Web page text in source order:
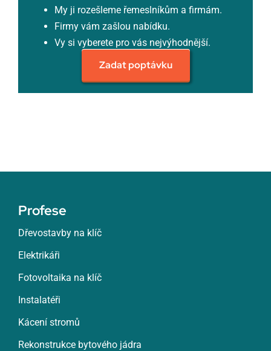
My ji rozešleme řemeslníkům a firmám.
Firmy vám zašlou nabídku.
Vy si vyberete pro vás nejvýhodnější.
Zadat poptávku
Profese
Dřevostavby na klíč
Elektrikáři
Fotovoltaika na klíč
Instalatéři
Kácení stromů
Rekonstrukce bytového jádra